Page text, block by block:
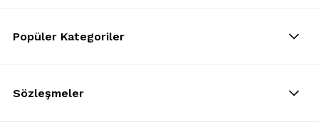
Popüler Kategoriler
Sözleşmeler